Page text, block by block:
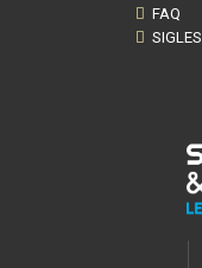
FAQ
SIGLES